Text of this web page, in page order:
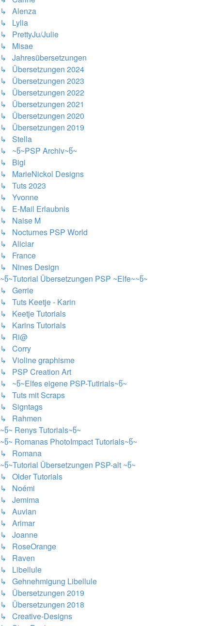
↳ Alenza
↳ Lylia
↳ PrettyJu/Julie
↳ Misae
↳ Jahresübersetzungen
↳ Übersetzungen 2024
↳ Übersetzungen 2023
↳ Übersetzungen 2022
↳ Übersetzungen 2021
↳ Übersetzungen 2020
↳ Übersetzungen 2019
↳ Stella
↳ ~წ~PSP Archiv~წ~
↳ Bigi
↳ MarieNickol Designs
↳ Tuts 2023
↳ Yvonne
↳ E-Mail Erlaubnis
↳ Naise M
↳ Nocturnes PSP World
↳ Aliciar
↳ France
↳ Nines Design
~წ~Tutorial Übersetzungen PSP ~Elfe~~წ~
↳ Gerrie
↳ Tuts Keetje - Karin
↳ Keetje Tutorials
↳ Karins Tutorials
↳ Ri@
↳ Corry
↳ Violine graphisme
↳ PSP Creation Art
↳ ~წ~Elfes eigene PSP-Tutirials~წ~
↳ Tuts mit Scraps
↳ Signtags
↳ Rahmen
~წ~ Renys Tutorials~წ~
~წ~ Romanas PhotoImpact Tutorials~წ~
↳ Romana
~წ~Tutorial Übersetzungen PSP-alt ~წ~
↳ Older Tutorials
↳ Noémi
↳ Jemima
↳ Auvian
↳ Arimar
↳ Joanne
↳ RoseOrange
↳ Raven
↳ Libellule
↳ Gehnehmigung Libellule
↳ Übersetzungen 2019
↳ Übersetzungen 2018
↳ Creative-Designs